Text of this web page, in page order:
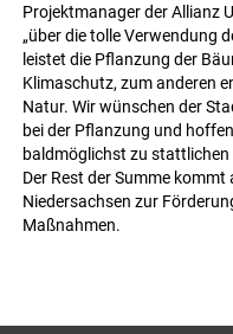
Projektmanager der Allianz
„über die tolle Verwendung
leistet die Pflanzung der
Klimaschutz, zum anderen
Natur. Wir wünschen der
bei der Pflanzung und
baldmöglichst zu stattlichen
Der Rest der Summe
Niedersachsen zur
Maßnahmen.